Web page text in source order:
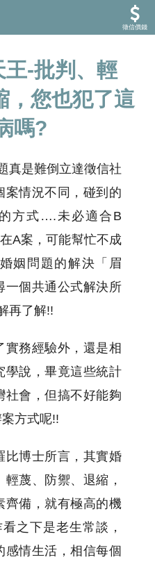
徵信價錢
-批判、輕
，您也犯了這
嗎?
真是難倒立達徵信社
案情況不同，碰到的
方式….未必適合B
A案，可能幫忙不成
姻問題的解決「眉
個共通公式解決所
再了解!!
務經驗外，還是相
學說，畢竟這些統計
社會，但搞不好能夠
方式呢!!
比博士所言，其實婚
蔑、防禦、退縮，
齊備，就有極高的機
之下是老生常談，
情生活，相信每個